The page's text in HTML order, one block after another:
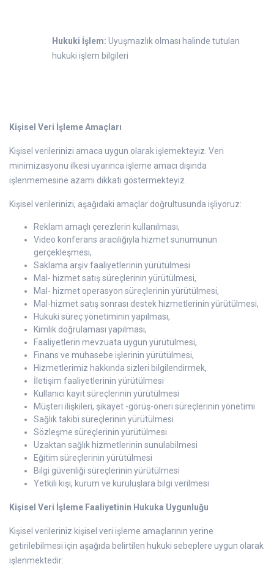
Hukuki İşlem: Uyuşmazlık olması halinde tutulan
hukuki işlem bilgileri
Kişisel Veri İşleme Amaçları
Kişisel verilerinizi amaca uygun olarak işlemekteyiz. Veri
minimizasyonu ilkesi uyarınca işleme amacı dışında
işlenmemesine azami dikkati göstermekteyiz.
Kişisel verilerinizi, aşağıdaki amaçlar doğrultusunda işliyoruz:
Reklam amaçlı çerezlerin kullanılması,
Video konferans aracılığıyla hizmet sunumunun
gerçekleşmesi,
Saklama arşiv faaliyetlerinin yürütülmesi
Mal- hizmet satış süreçlerinin yürütülmesi,
Mal- hizmet operasyon süreçlerinin yürütülmesi,
Mal-hizmet satış sonrası destek hizmetlerinin yürütülmesi,
Hukuki süreç yönetiminin yapılması,
Kimlik doğrulaması yapılması,
Faaliyetlerin mevzuata uygun yürütülmesi,
Finans ve muhasebe işlerinin yürütülmesi,
Hizmetlerimiz hakkında sizleri bilgilendirmek,
İletişim faaliyetlerinin yürütülmesi
Kullanıcı kayıt süreçlerinin yürütülmesi
Müşteri ilişkileri, şikayet -görüş-öneri süreçlerinin yönetimi
Sağlık takibi süreçlerinin yürütülmesi
Sözleşme süreçlerinin yürütülmesi
Uzaktan sağlık hizmetlerinin sunulabilmesi
Eğitim süreçlerinin yürütülmesi
Bilgi güvenliği süreçlerinin yürütülmesi
Yetkili kişi, kurum ve kuruluşlara bilgi verilmesi
Kişisel Veri İşleme Faaliyetinin Hukuka Uygunluğu
Kişisel verileriniz kişisel veri işleme amaçlarının yerine
getirilebilmesi için aşağıda belirtilen hukuki sebeplere uygun olarak
işlenmektedir: